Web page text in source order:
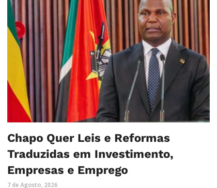
Chapo Quer Leis e Reformas
Traduzidas em Investimento,
Empresas e Emprego
7 de Agosto, 2026